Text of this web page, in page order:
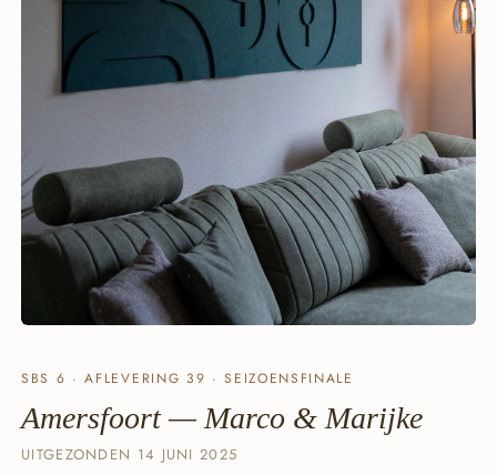
SBS 6 · AFLEVERING 39 · SEIZOENSFINALE
Amersfoort — Marco & Marijke
UITGEZONDEN 14 JUNI 2025